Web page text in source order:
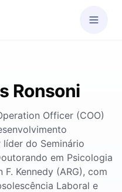
Ronsoni
Officer (COO)
do Seminário
em Psicologia
Kennedy (ARG), com
Laboral e